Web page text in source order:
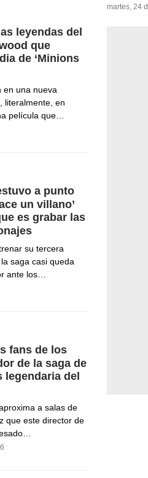
leyendas del
que
de ‘Minions
en una nueva
literalmente, en
película que…
a punto
un villano’
es grabar las
su tercera
saga casi queda
ante los…
fans de los
de la saga de
del
a salas de
que este director de
martes, 24